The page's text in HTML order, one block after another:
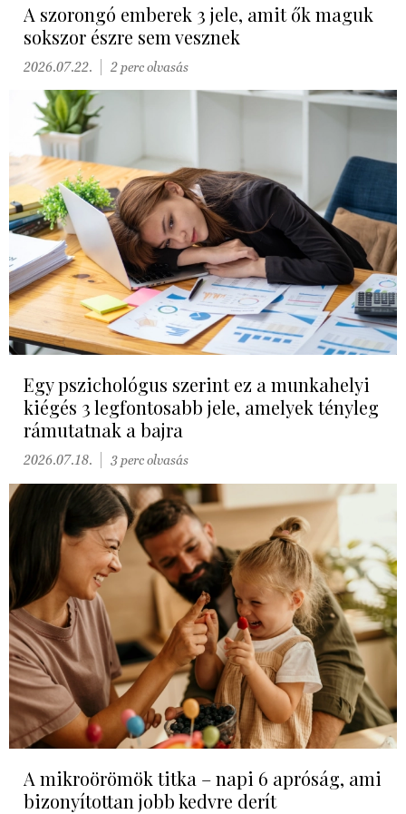
A szorongó emberek 3 jele, amit ők maguk
sokszor észre sem vesznek
2026.07.22. 2 perc olvasás
Egy pszichológus szerint ez a munkahelyi
kiégés 3 legfontosabb jele, amelyek tényleg
rámutatnak a bajra
2026.07.18. 3 perc olvasás
A mikroörömök titka – napi 6 apróság, ami
bizonyítottan jobb kedvre derít